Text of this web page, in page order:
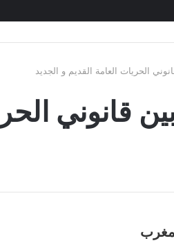
الحريات العامة القديم و الجديد
قانوني